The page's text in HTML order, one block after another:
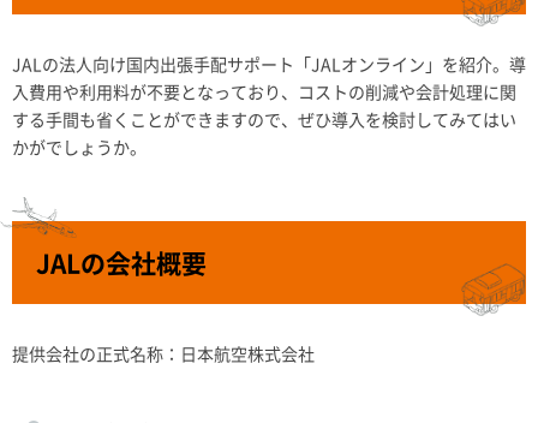
JALの法人向け国内出張手配サポート「JALオンライン」を紹介。導
入費用や利用料が不要となっており、コストの削減や会計処理に関
する手間も省くことができますので、ぜひ導入を検討してみてはい
かがでしょうか。
JALの会社概要
提供会社の正式名称：日本航空株式会社